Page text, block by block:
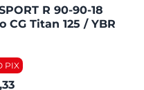
R 90-90-18
CG Titan 125 / YBR